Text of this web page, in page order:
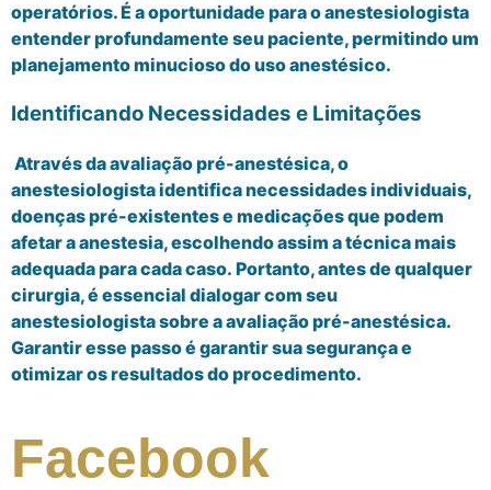
operatórios. É a oportunidade para o anestesiologista
entender profundamente seu paciente, permitindo um
planejamento minucioso do uso anestésico.
Identificando Necessidades e Limitações
Através da avaliação pré-anestésica, o
anestesiologista identifica necessidades individuais,
doenças pré-existentes e medicações que podem
afetar a anestesia, escolhendo assim a técnica mais
adequada para cada caso. Portanto, antes de qualquer
cirurgia, é essencial dialogar com seu
anestesiologista sobre a avaliação pré-anestésica.
Garantir esse passo é garantir sua segurança e
otimizar os resultados do procedimento.
Facebook